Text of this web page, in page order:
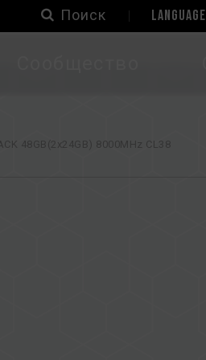
Поиск LANGUAGE
48GB(2x24GB) 8000MHz CL38